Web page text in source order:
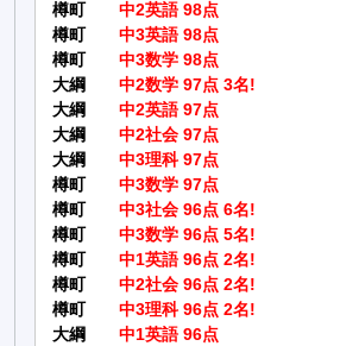
樽町
中2英語 98点
樽町
中3英語 98点
樽町
中3数学 98点
大綱
中2数学 97点 3名!
大綱
中2英語 97点
大綱
中2社会 97点
大綱
中3理科 97点
樽町
中3数学 97点
樽町
中3社会 96点 6名!
樽町
中3数学 96点 5名!
樽町
中1英語 96点 2名!
樽町
中2社会 96点 2名!
樽町
中3理科 96点 2名!
大綱
中1英語 96点